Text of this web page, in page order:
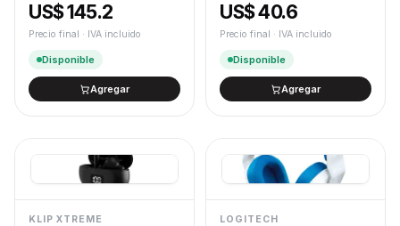
US$ 145.2
Precio final · IVA incluido
Disponible
Agregar
US$ 40.6
Precio final · IVA incluido
Disponible
Agregar
KLIP XTREME LOGITECH